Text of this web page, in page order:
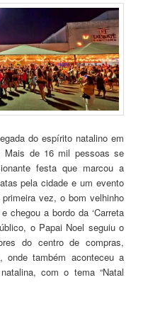
do espírito natalino em
Mais de 16 mil pessoas se
festa que marcou a
pela cidade e um evento
vez, o bom velhinho
chegou a bordo da ‘Carreta
o Papai Noel seguiu o
do centro de compras,
onde também aconteceu a
com o tema “Natal